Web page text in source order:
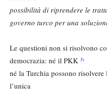
possibilità di riprendere le
governo turco per una
Le questioni non si risolvono
democrazia: né il PKK 3)
né la Turchia possono
l’unica